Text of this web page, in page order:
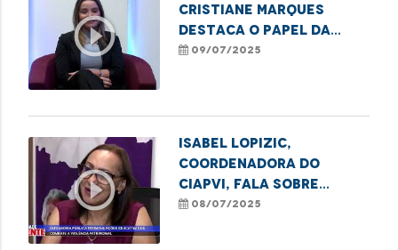
play_circle_outline
Cristiane Marques
destaca o papel da
DPE/MA na proteção de
09/07/2025
play_circle_outline
Isabel Lopizic,
coordenadora do
CIAPVI, fala sobre
ações contra violência
08/07/2025